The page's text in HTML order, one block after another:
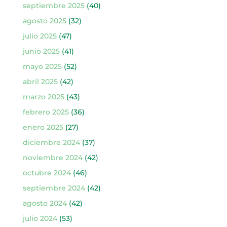
septiembre 2025(40)
agosto 2025(32)
julio 2025(47)
junio 2025(41)
mayo 2025(52)
abril 2025(42)
marzo 2025(43)
febrero 2025(36)
enero 2025(27)
diciembre 2024(37)
noviembre 2024(42)
octubre 2024(46)
septiembre 2024(42)
agosto 2024(42)
julio 2024(53)